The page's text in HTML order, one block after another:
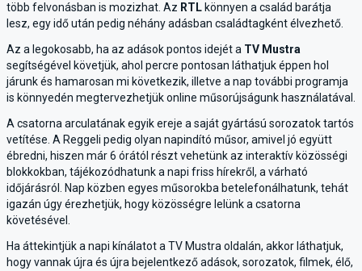
több felvonásban is mozizhat. Az RTL könnyen a család barátja
lesz, egy idő után pedig néhány adásban családtagként élvezhető.
Az a legokosabb, ha az adások pontos idejét a TV Mustra
segítségével követjük, ahol percre pontosan láthatjuk éppen hol
járunk és hamarosan mi következik, illetve a nap további programja
is könnyedén megtervezhetjük online műsorújságunk használatával.
A csatorna arculatának egyik ereje a saját gyártású sorozatok tartós
vetítése. A Reggeli pedig olyan napindító műsor, amivel jó együtt
ébredni, hiszen már 6 órától részt vehetünk az interaktív közösségi
blokkokban, tájékozódhatunk a napi friss hírekről, a várható
időjárásról. Nap közben egyes műsorokba betelefonálhatunk, tehát
igazán úgy érezhetjük, hogy közösségre lelünk a csatorna
követésével.
Ha áttekintjük a napi kínálatot a TV Mustra oldalán, akkor láthatjuk,
hogy vannak újra és újra bejelentkező adások, sorozatok, filmek, élő,